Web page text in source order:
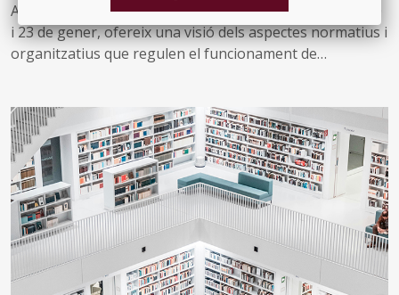
Aquest interessant curs, que se celebrarà els dies 13, 20
i 23 de gener, ofereix una visió dels aspectes normatius i
organitzatius que regulen el funcionament de
diferents òrgans municipals, i la gestió del territori i la
població